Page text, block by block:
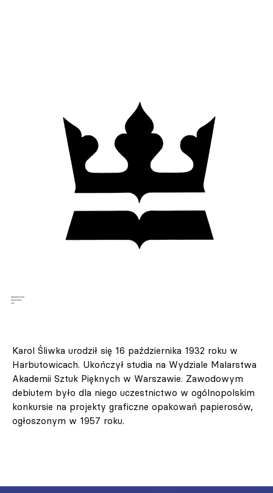
Karol Śliwka urodził się 16 października 1932 roku w
Harbutowicach. Ukończył studia na Wydziale Malarstwa
Akademii Sztuk Pięknych w Warszawie. Zawodowym
debiutem było dla niego uczestnictwo w ogólnopolskim
konkursie na projekty graficzne opakowań papierosów,
ogłoszonym w 1957 roku.